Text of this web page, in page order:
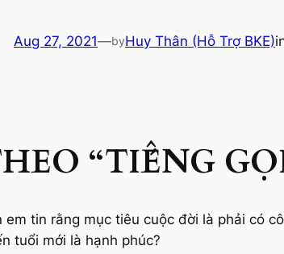
Aug 27, 2021—byHuy Thân (Hỗ Trợ BKE)
“TIẾNG
em tin rằng mục tiêu cuộc đời là phải có
tuổi mới là hạnh phúc?